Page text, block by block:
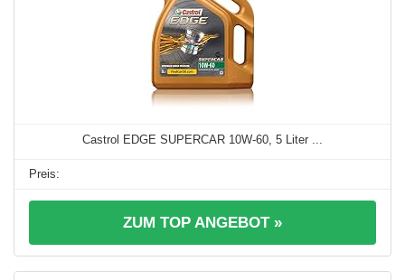
Castrol EDGE SUPERCAR 10W-60, 5 Liter ...
ZUM TOP ANGEBOT »